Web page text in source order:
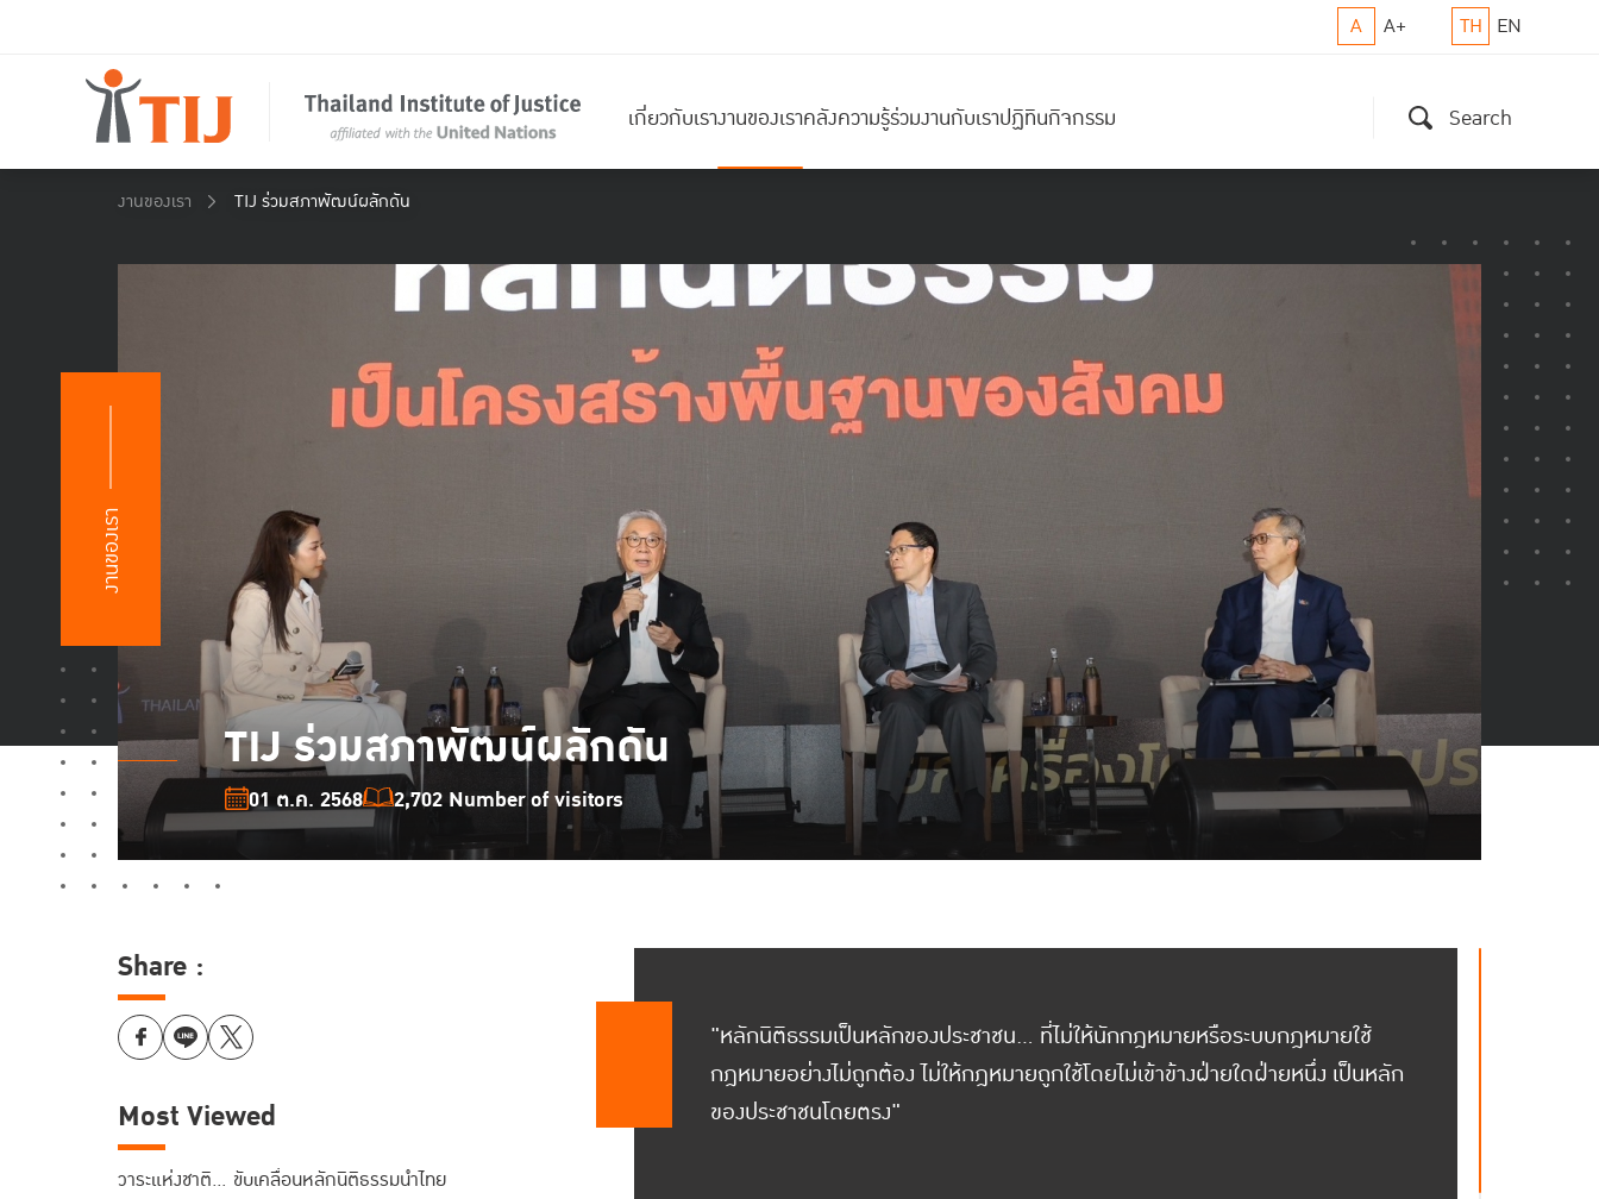
A A+ TH EN
เกี่ยวกับเรางานของเราคลังความรู้ร่วมงานกับเราปฏิทินกิจกรรม Search
งานของเรา TIJ ร่วมสภาพัฒน์ผลักดัน
งานของเรา
TIJ ร่วมสภาพัฒน์ผลักดัน
01 ต.ค. 2568 2,702 Number of visitors
"หลักนิติธรรมเป็นหลักของประชาชน... ที่ไม่ให้นักกฎหมายหรือระบบกฎหมายใช้
กฎหมายอย่างไม่ถูกต้อง ไม่ให้กฎหมายถูกใช้โดยไม่เข้าข้างฝ่ายใดฝ่ายหนึ่ง เป็นหลัก
ของประชาชนโดยตรง"
Share :
Most Viewed
วาระแห่งชาติ… ขับเคลื่อนหลักนิติธรรมนำไทย